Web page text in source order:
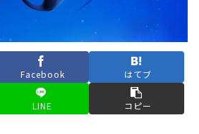
RSS
Facebook はてブ
LINE コピー